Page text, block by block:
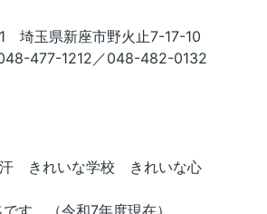
埼玉県新座市野火止7-17-10
048-477-1212／048-482-0132
きれいな学校 きれいな心